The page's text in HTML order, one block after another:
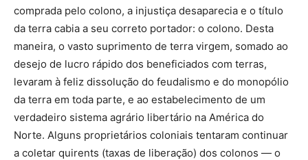
comprada pelo colono, a injustiça desaparecia e o título
da terra cabia a seu correto portador: o colono. Desta
maneira, o vasto suprimento de terra virgem, somado ao
desejo de lucro rápido dos beneficiados com terras,
levaram à feliz dissolução do feudalismo e do monopólio
da terra em toda parte, e ao estabelecimento de um
verdadeiro sistema agrário libertário na América do
Norte. Alguns proprietários coloniais tentaram continuar
a coletar quirents (taxas de liberação) dos colonos — o